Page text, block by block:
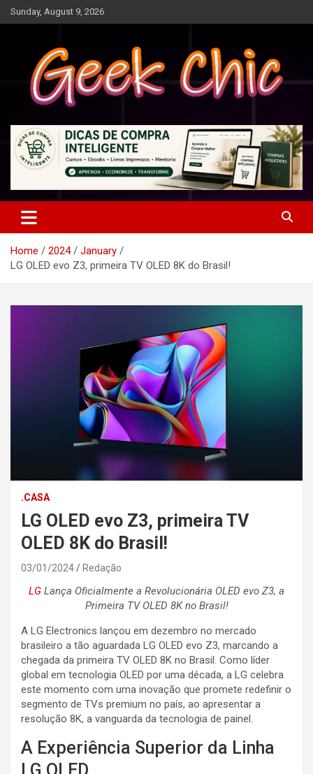
Skip
to
Sunday, August 9, 2026
Geek Chic
Home 2024
January
LG OLED evo Z3, primeira TV OLED 8K do Brasil!
.CASA
LG OLED evo Z3, primeira TV
OLED 8K do Brasil!
03/01/2024 Redação
LG Lança Oficialmente a Revolucionária OLED evo Z3, a
Primeira TV OLED 8K no Brasil!
A LG Electronics lançou em dezembro no mercado
brasileiro a tão aguardada LG OLED evo Z3, marcando a
chegada da primeira TV OLED 8K no Brasil. Como líder
global em tecnologia OLED por uma década, a LG celebra
este momento com uma inovação que promete redefinir o
segmento de TVs premium no país, ao apresentar a
resolução 8K, a vanguarda da tecnologia de painel.
A Experiência Superior da Linha